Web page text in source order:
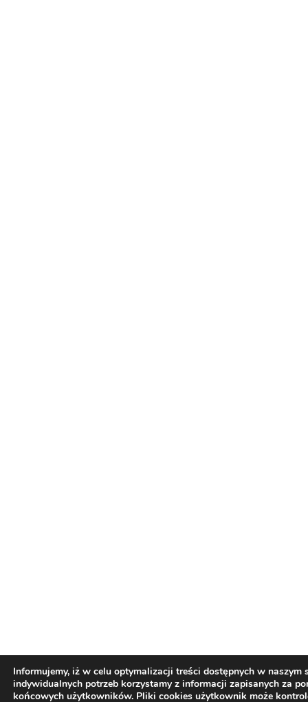
Informujemy, iż w celu optymalizacji treści dostępnych w
indywidualnych potrzeb korzystamy z informacji zapisanych za
końcowych użytkowników. Pliki cookies użytkownik może